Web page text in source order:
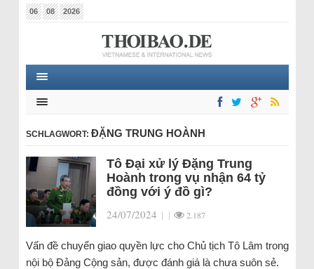
06 08 2026
SCHLAGWORT: ĐẶNG TRUNG HOÀNH
Tô Đại xử lý Đặng Trung
Hoành trong vụ nhận 64 tỷ
đồng với ý đồ gì?
24/07/2024 | | 2.187
Vấn đề chuyển giao quyền lực cho Chủ tịch Tô Lâm trong
nội bộ Đảng Cộng sản, được đánh giá là chưa suôn sẻ.